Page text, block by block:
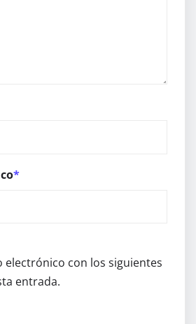
*
electrónico con los siguientes
entrada.